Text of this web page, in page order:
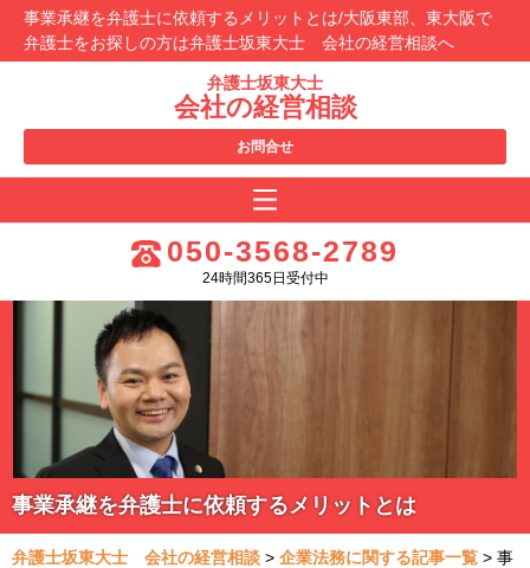
事業承継を弁護士に依頼するメリットとは/大阪東部、東大阪で
弁護士をお探しの方は弁護士坂東大士 会社の経営相談へ
弁護士坂東大士
会社の経営相談
お問合せ
050-3568-2789
24時間365日受付中
事業承継を弁護士に依頼するメリットとは
弁護士坂東大士 会社の経営相談 > 企業法務に関する記事一覧 > 事